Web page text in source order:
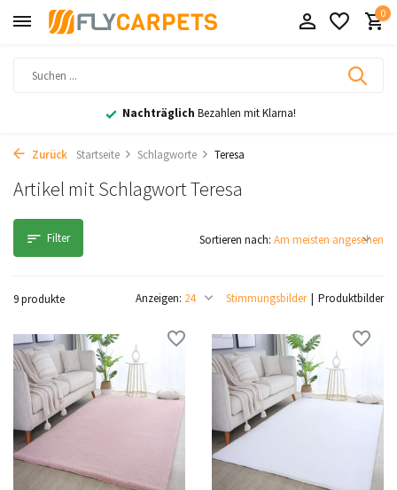
0
Nachträglich Bezahlen mit Klarna!
Zurück Startseite Schlagworte Teresa
Artikel mit Schlagwort Teresa
Filter
9 produkte Stimmungsbilder Produktbilder
Anzeigen:
Sortieren nach: